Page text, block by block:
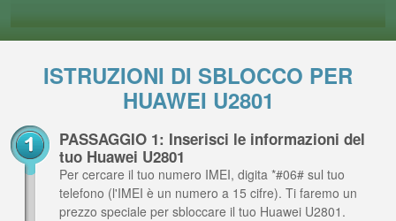
ISTRUZIONI DI SBLOCCO PER
HUAWEI U2801
PASSAGGIO 1: Inserisci le informazioni del
tuo Huawei U2801
Per cercare il tuo numero IMEI, digita *#06# sul tuo
telefono (l'IMEI è un numero a 15 cifre). Ti faremo un
prezzo speciale per sbloccare il tuo Huawei U2801.